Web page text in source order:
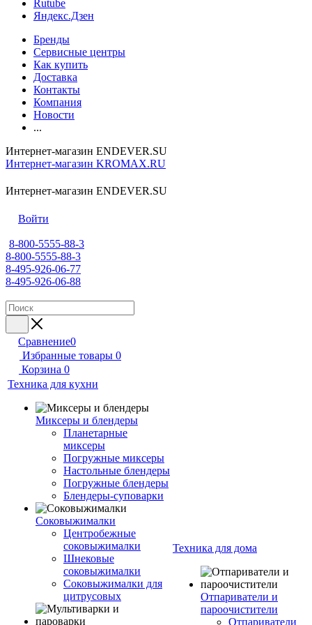
Rutube
Яндекс.Дзен
Бренды
Сервисные центры
Как купить
Доставка
Контакты
Компания
Новости
...
Интернет-магазин ENDEVER.SU
Интернет-магазин KROMAX.RU
Интернет-магазин ENDEVER.SU
Войти
8-800-5555-88-3
8-800-5555-88-3
8-495-926-06-77
8-495-926-06-88
Сравнение0
Избранные товары 0
Корзина 0
Техника для кухни
Миксеры и блендеры
Планетарные
миксеры
Погружные миксеры
Настольные блендеры
Погружные блендеры
Блендеры-суповарки
Соковыжималки
Центробежные
соковыжималки
Шнековые
соковыжималки
Соковыжималки для
цитрусовых
Техника для дома
Отпариватели и
пароочистители
Отпариватели